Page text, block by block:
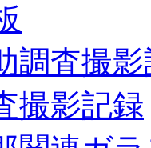
調査撮
撮影記録